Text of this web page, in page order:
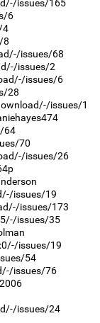
issues/165
6
4
8
issues/68
issues/2
issues/6
28
issues/1
64
70
issues/26
issues/19
issues/173
issues/35
issues/19
54
issues/76
issues/24